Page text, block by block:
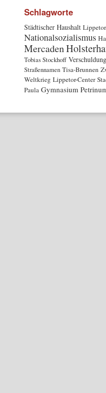
Schlagworte
Städtischer Haushalt Lippetor
Nationalsozialismus
Mercaden
Tobias Stockhoff Verschuldung
Straßennamen Tisa-Brunnen
Weltkrieg Lippetor-Center
Paula Gymnasium